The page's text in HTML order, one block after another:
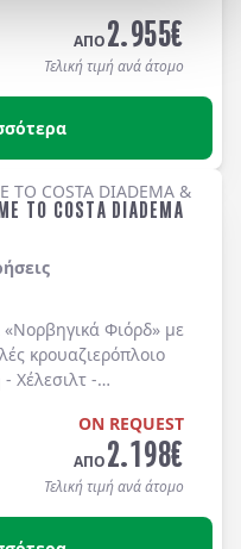
. Διαμονή σε
ΑΠΟ2.955€
Τελική τιμή ανά άτομο
ΤΟ COSTA DIADEMA
«Νορβηγικά Φιόρδ» με
κρουαζιερόπλοιο
- Χέλεσιλτ -
ON REQUEST
ΑΠΟ2.198€
Τελική τιμή ανά άτομο